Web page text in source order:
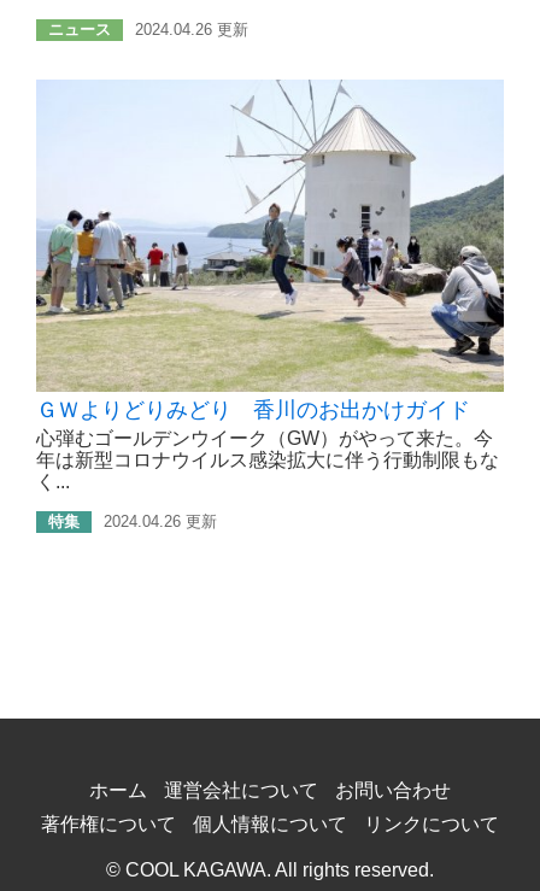
ニュース 2024.04.26 更新
ＧＷよりどりみどり 香川のお出かけガイド
心弾むゴールデンウイーク（GW）がやって来た。今
年は新型コロナウイルス感染拡大に伴う行動制限もな
く...
特集 2024.04.26 更新
ホーム 運営会社について
お問い合わせ
著作権について
個人情報について リンクについて
© COOL KAGAWA. All rights reserved.